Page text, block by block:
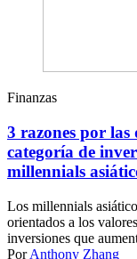
Finanzas
3 razones por las
categoría de
millennials
Los millennials
orientados a los
inversiones que
PorAnthony Zhang